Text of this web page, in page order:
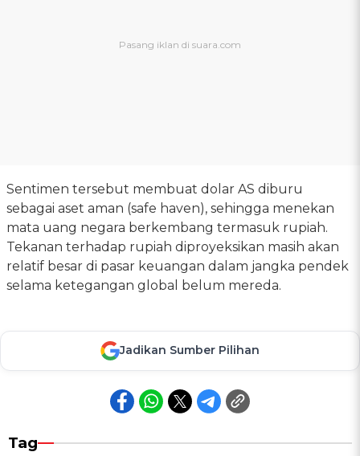
Sentimen tersebut membuat dolar AS diburu
sebagai aset aman (safe haven), sehingga menekan
mata uang negara berkembang termasuk rupiah.
Tekanan terhadap rupiah diproyeksikan masih akan
relatif besar di pasar keuangan dalam jangka pendek
selama ketegangan global belum mereda.
Jadikan Sumber Pilihan
Tag